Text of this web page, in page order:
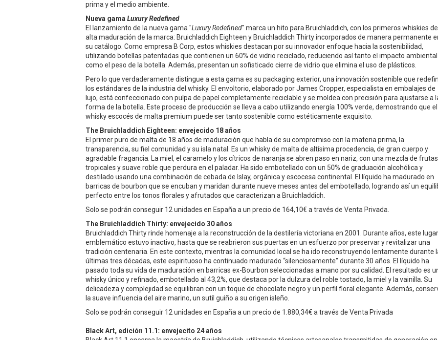
prima y el medio ambiente.
Nueva gamaLuxury Redefined
El lanzamiento de la nueva gama "Luxury Redefined" marca un hito para Bruichladdich, con los primeros whiskies de
alta maduración de la marca: Bruichladdich Eighteen y Bruichladdich Thirty incorporados de manera permanente
su catálogo. Como empresa B Corp, estos whiskies destacan por su innovador enfoque hacia la sostenibilidad,
utilizando botellas patentadas que contienen un 60% de vidrio reciclado, reduciendo así tanto el impacto ambiental
como el peso de la botella. Además, presentan un sofisticado cierre de vidrio que elimina el uso de plásticos.
Pero lo que verdaderamente distingue a esta gama es su packaging exterior, una innovación sostenible que
los estándares de la industria del whisky. El envoltorio, elaborado por James Cropper, especialista en embalajes de
lujo, está confeccionado con pulpa de papel completamente reciclable y se moldea con precisión para ajustarse a
forma de la botella. Este proceso de producción se lleva a cabo utilizando energía 100% verde, demostrando que el
whisky escocés de malta premium puede ser tanto sostenible como estéticamente exquisito.
The Bruichladdich Eighteen: envejecido 18 años
El primer puro de malta de 18 años de maduración que habla de su compromiso con la materia prima, la
transparencia, su fiel comunidad y su isla natal. Es un whisky de malta de altísima procedencia, de gran cuerpo y
agradable fragancia. La miel, el caramelo y los cítricos de naranja se abren paso en nariz, con una mezcla de frutas
tropicales y suave roble que perdura en el paladar. Ha sido embotellado con un 50% de graduación alcohólica y
destilado usando una combinación de cebada de Islay, orgánica y escocesa continental. El líquido ha madurado en
barricas de bourbon que se encuban y maridan durante nueve meses antes del embotellado, logrando así un
perfecto entre los tonos florales y afrutados que caracterizan a Bruichladdich.
Solo se podrán conseguir 12 unidades en España a un precio de 164,10€ a través de Venta Privada.
The Bruichladdich Thirty: envejecido 30 años
Bruichladdich Thirty rinde homenaje a la reconstrucción de la destilería victoriana en 2001. Durante años, este lugar
emblemático estuvo inactivo, hasta que se reabrieron sus puertas en un esfuerzo por preservar y revitalizar una
tradición centenaria. En este contexto, mientras la comunidad local se ha ido reconstruyendo lentamente durante
últimas tres décadas, este espirituoso ha continuado madurado “silenciosamente” durante 30 años. El líquido ha
pasado toda su vida de maduración en barricas ex-Bourbon seleccionadas a mano por su calidad. El resultado es
whisky único y refinado, embotellado al 43,2%, que destaca por la dulzura del roble tostado, la miel y la vainilla. Su
delicadeza y complejidad se equilibran con un toque de chocolate negro y un perfil floral elegante. Además,
la suave influencia del aire marino, un sutil guiño a su origen isleño.
Solo se podrán conseguir 12 unidades en España a un precio de 1.880,34€ a través de Venta Privada
Black Art, edición 11.1: envejecito 24 años